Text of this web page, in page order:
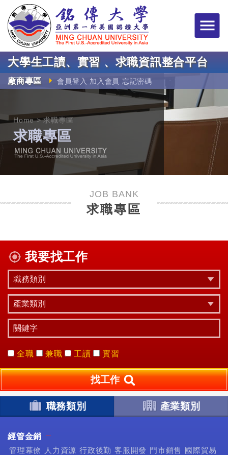
大學生工讀、實習 、求職資訊整合平台
廠商專區 會員登入 加入會員 忘記密碼
Home 求職專區
求職專區
JOB BANK
求職專區
我要找工作
全職 兼職 工讀 實習
找工作
職務類別 產業類別
經管金銷
管理幕僚
人力資源 行政後勤 客服開發 門市銷售 國際貿易